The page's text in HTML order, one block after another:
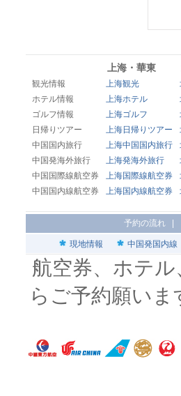
上海・華東
観光情報 上海観光
ホテル情報
上海ホテル
ゴルフ情報
上海ゴルフ
日帰りツアー
上海日帰りツアー
中国国内旅行
上海中国国内旅行
中国発海外旅行
上海発海外旅行
中国国際線航空券
上海国際線航空券
中国国内線航空券
上海国内線航空券
予約の流れ
現地情報 中国発国内線
航空券、ホテ
らご予約願い